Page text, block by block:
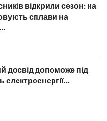
відкрили сезон: на
сплави на
досвід допоможе під
електроенергії...